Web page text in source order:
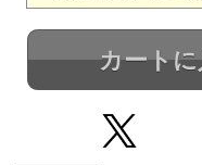
カート